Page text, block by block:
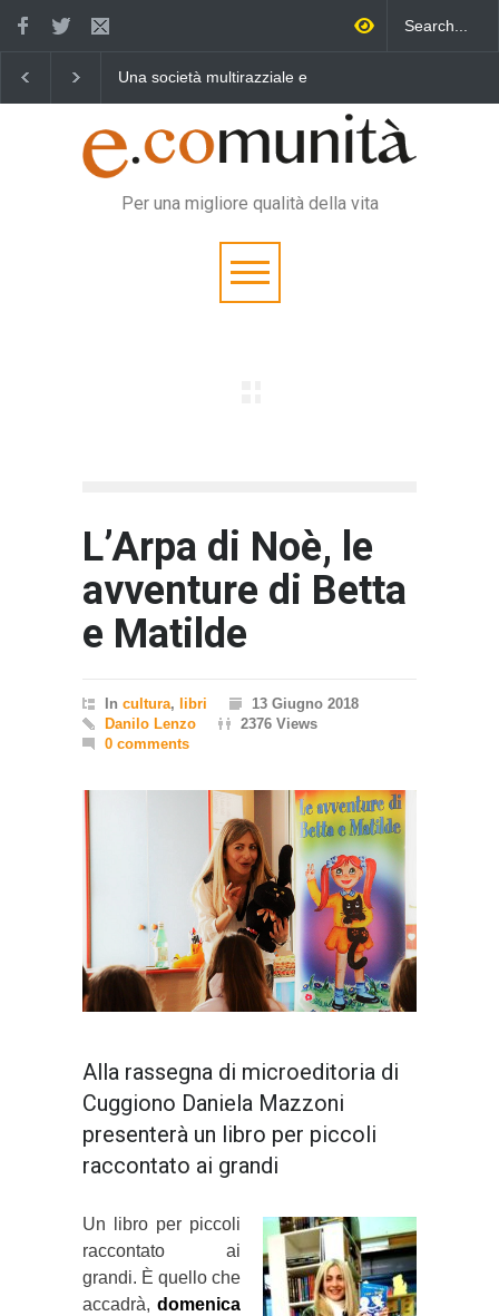
società multirazziale e
Benedetta primavera,
Per una migliore qualità della vita
L’Arpa di Noè, le
avventure di Betta
e Matilde
In cultura, libri
13 Giugno 2018
Danilo Lenzo
2376 Views
0 comments
Alla rassegna di microeditoria di
Cuggiono Daniela Mazzoni
presenterà un libro per piccoli
raccontato ai grandi
Un libro per piccoli
raccontato ai
grandi. È quello che
accadrà, domenica